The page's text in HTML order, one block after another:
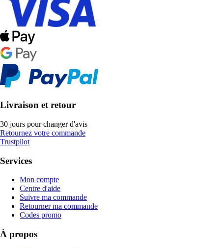
Livraison et retour
30 jours pour changer d'avis
Retournez votre commande
Trustpilot
Services
Mon compte
Centre d'aide
Suivre ma commande
Retourner ma commande
Codes promo
À propos